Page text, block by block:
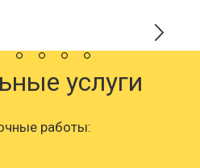
услуги
работы: